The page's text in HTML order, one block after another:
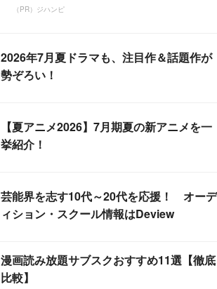
（PR）ジハンピ
2026年7月夏ドラマも、注目作＆話題作が
勢ぞろい！
【夏アニメ2026】7月期夏の新アニメを一
挙紹介！
芸能界を志す10代～20代を応援！ オーデ
ィション・スクール情報はDeview
漫画読み放題サブスクおすすめ11選【徹底
比較】